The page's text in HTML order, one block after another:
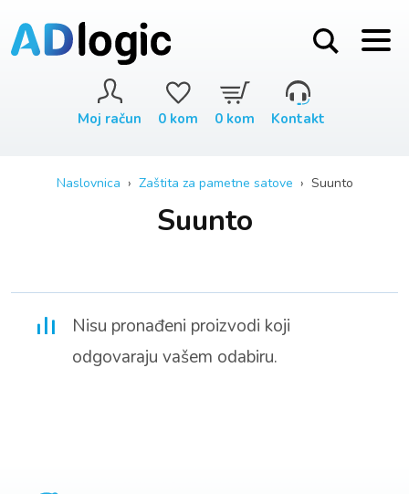
Moj račun 0 kom 0 kom Kontakt
Naslovnica › Zaštita za pametne satove › Suunto
Suunto
Nisu pronađeni proizvodi koji
odgovaraju vašem odabiru.